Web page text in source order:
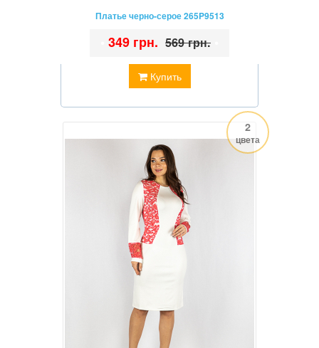
Платье черно-серое 265P9513
Купить
349 грн. 569 грн.
2
цвета